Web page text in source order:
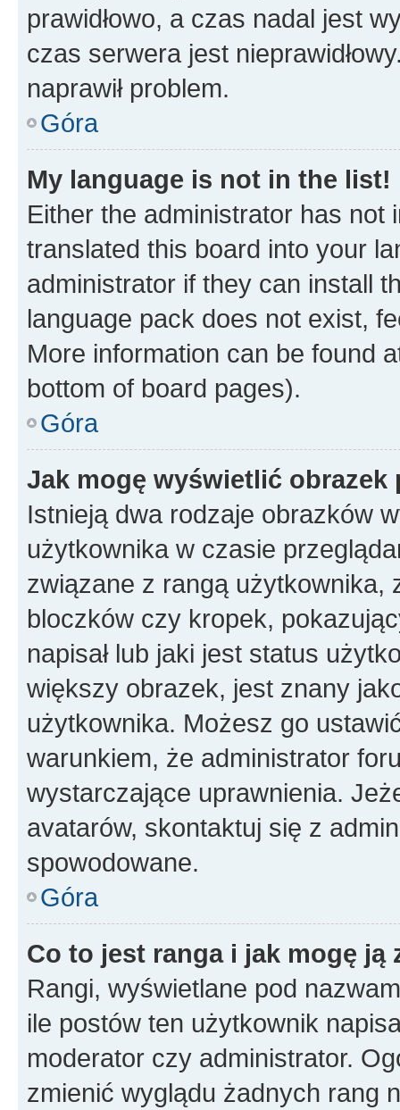
prawidłowo, a czas nadal jest
czas serwera jest
naprawił problem.
Góra
My language is not in the list!
Either the administrator has not
translated this board into your
administrator if they can install
language pack does not exist,
More information can be found
bottom of board pages).
Góra
Jak mogę wyświetlić
Istnieją dwa rodzaje obrazków
użytkownika w czasie
związane z rangą użytkownika,
bloczków czy kropek,
napisał lub jaki jest status
większy obrazek, jest znany
użytkownika. Możesz go
warunkiem, że administrator
wystarczające uprawnienia.
avatarów, skontaktuj się z
spowodowane.
Góra
Co to jest ranga i jak mogę ją
Rangi, wyświetlane pod
ile postów ten użytkownik
moderator czy administrator.
zmienić wyglądu żadnych rang